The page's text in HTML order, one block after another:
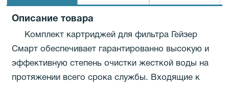
Описание товара
Комплект картриджей для фильтра Гейзер
Смарт обеспечивает гарантированно высокую и
эффективную степень очистки жесткой воды на
протяжении всего срока службы. Входящие к